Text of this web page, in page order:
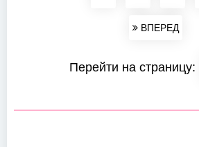
ВПЕРЕД
Перейти на страницу: